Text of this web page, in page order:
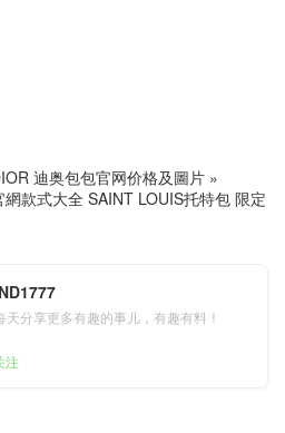
迪奥包包官网价格及圖片 »
款式大全 SAINT LOUIS托特包 限定
天分享更多有趣的事儿，有趣有料！
注